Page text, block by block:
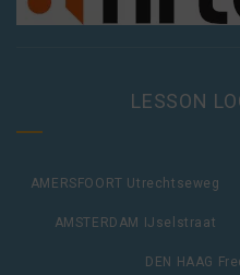
LESSON
AMERSFOORT Utrechtseweg
AMSTERDAM IJselstraat
DEN HAAG